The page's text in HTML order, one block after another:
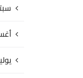
يوليو